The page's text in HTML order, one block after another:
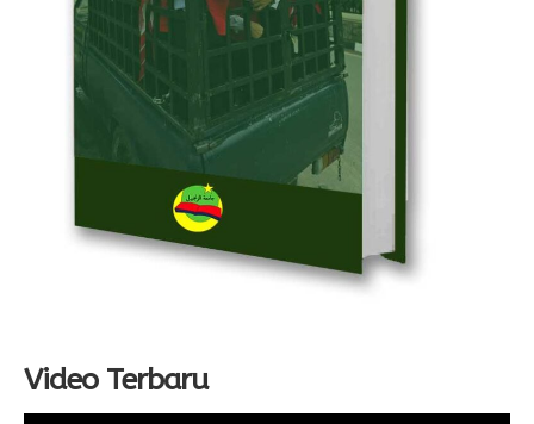
Video Terbaru